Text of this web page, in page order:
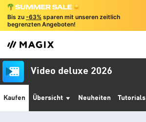
Bis zu -63% sparen mit unseren zeitlich
begrenzten Angeboten!
Video deluxe 2026
Kaufen Übersicht Neuheiten Tutorials